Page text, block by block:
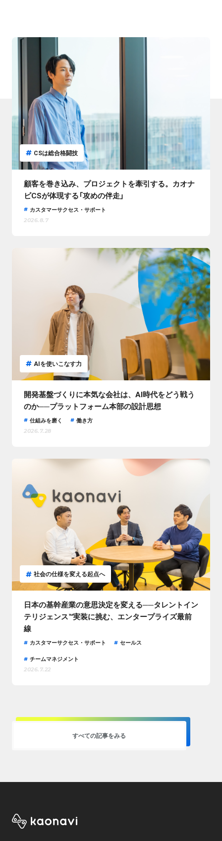
CSは総合格闘技
顧客を巻き込み、プロジェクトを牽引する。カオナ
ビCSが体現する「攻めの伴走」
カスタマーサクセス・サポート
2026.8.7
AIを使いこなす力
開発基盤づくりに本気な会社は、AI時代をどう戦う
のか──プラットフォーム本部の設計思想
仕組みを磨く
働き方
2026.7.28
社会の仕様を変える起点へ
日本の基幹産業の意思決定を変える──タレントイン
テリジェンス™実装に挑む、エンタープライズ最前
線
カスタマーサクセス・サポート
セールス
チームマネジメント
2026.7.22
すべての記事をみる